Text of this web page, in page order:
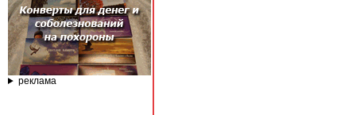
реклама